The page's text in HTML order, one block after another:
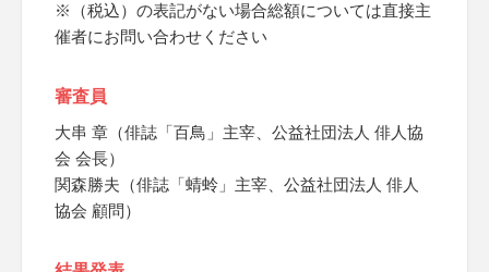
※（税込）の表記がない場合総額については直接主
催者にお問い合わせください
審査員
大串 章（俳誌「百鳥」主宰、公益社団法人 俳人協
会 会長）
関森勝夫（俳誌「蜻蛉」主宰、公益社団法人 俳人
協会 顧問）